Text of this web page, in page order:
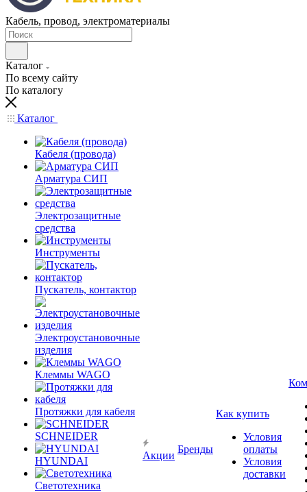
Кабель, провод, электроматериалы
Каталог
По всему сайту
По каталогу
Каталог
Кабеля (провода)
Арматура СИП
Электрозащитные
средства
Инструменты
Пускатель, контактор
Электроустановочные
изделия
Клеммы WAGO
Протяжки для кабеля
SCHNEIDER
HYUNDAI
Светотехника
Акции
Бренды
Как купить
Условия
оплаты
Условия
доставки